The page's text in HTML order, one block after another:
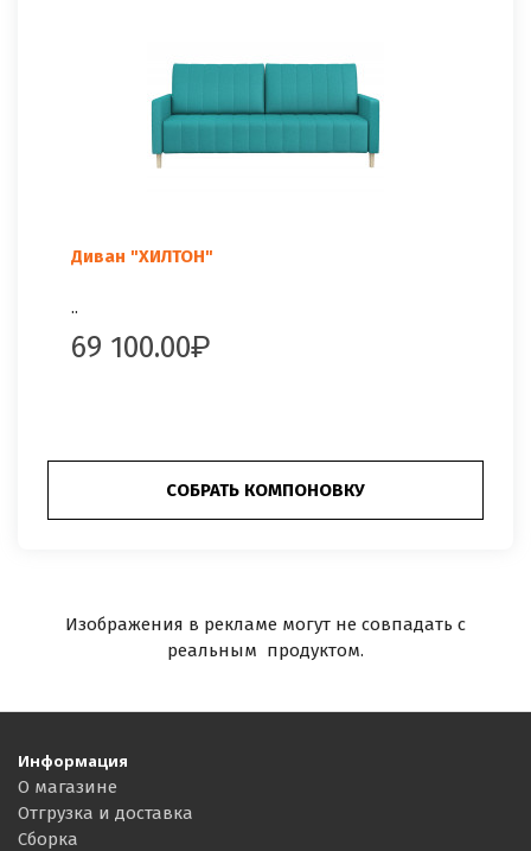
Диван "ХИЛТОН"
..
69 100.00
СОБРАТЬ КОМПОНОВКУ
Изображения в рекламе могут не совпадать с
реальным продуктом.
Информация
О магазине
Отгрузка и доставка
Сборка